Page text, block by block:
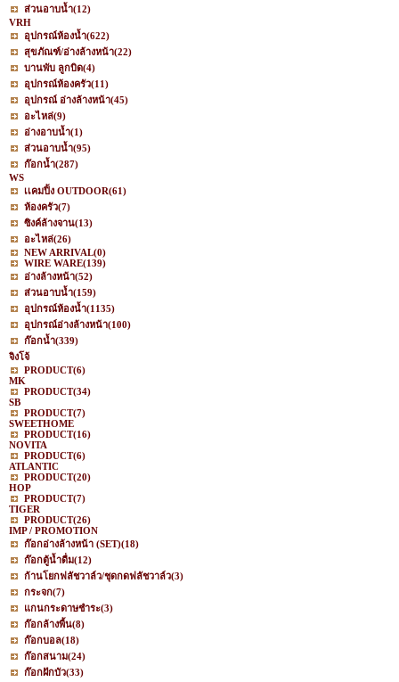
ส่วนอาบน้ำ(12)
VRH
อุปกรณ์ห้องน้ำ(622)
สุขภัณฑ์/อ่างล้างหน้า(22)
บานพับ ลูกบิด(4)
อุปกรณ์ห้องครัว(11)
อุปกรณ์ อ่างล้างหน้า(45)
อะไหล่(9)
อ่างอาบน้ำ(1)
ส่วนอาบน้ำ(95)
ก๊อกน้ำ(287)
WS
เเคมปิ้ง OUTDOOR(61)
ห้องครัว(7)
ซิงค์ล้างจาน(13)
อะไหล่(26)
NEW ARRIVAL(0)
WIRE WARE(139)
อ่างล้างหน้า(52)
ส่วนอาบน้ำ(159)
อุปกรณ์ห้องน้ำ(1135)
อุปกรณ์อ่างล้างหน้า(100)
ก๊อกน้ำ(339)
จิงโจ้
PRODUCT(6)
MK
PRODUCT(34)
SB
PRODUCT(7)
SWEETHOME
PRODUCT(16)
NOVITA
PRODUCT(6)
ATLANTIC
PRODUCT(20)
HOP
PRODUCT(7)
TIGER
PRODUCT(26)
IMP / PROMOTION
ก๊อกอ่างล้างหน้า (SET)(18)
ก๊อกตู้น้ำดื่ม(12)
ก้านโยกฟลัชวาล์ว/ชุดกดฟลัชวาล์ว(3)
กระจก(7)
แกนกระดาษชำระ(3)
ก๊อกล้างพื้น(8)
ก๊อกบอล(18)
ก๊อกสนาม(24)
ก๊อกฝักบัว(33)